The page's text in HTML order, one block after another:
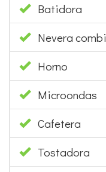
Batidora
Nevera combi
Horno
Microondas
Cafetera
Tostadora